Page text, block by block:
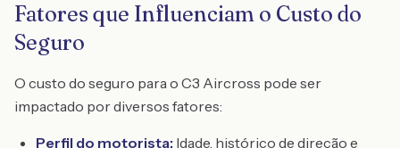
Fatores que Influenciam o Custo do
Seguro
O custo do seguro para o C3 Aircross pode ser
impactado por diversos fatores:
Perfil do motorista: Idade, histórico de direção e